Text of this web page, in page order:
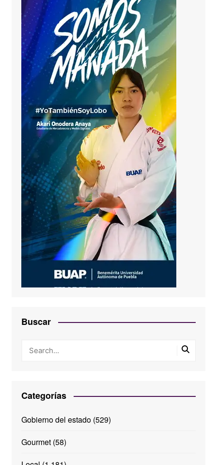
Buscar
Categorías
Gobierno del estado(529)
Gourmet(58)